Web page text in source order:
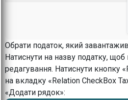
Обрати податок, який
Натиснути на назву податку,
редагування. Натиснути кнопку
на вкладку «Relation CheckBox
«Додати рядок»: